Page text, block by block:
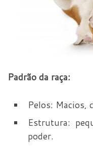
Padrão da raça:
Pelos: Macios,
Estrutura:
poder.